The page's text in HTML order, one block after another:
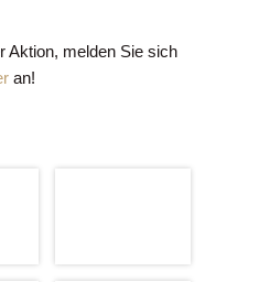
Aktion, melden Sie sich
an!